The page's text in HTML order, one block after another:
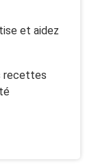
et aidez
recettes